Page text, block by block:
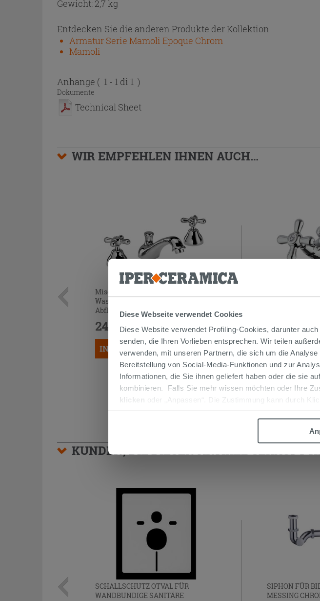
Diese Webseite verwendet Cookies
Diese Website verwendet Profiling-Cookies, darunter
senden, die Ihren Vorlieben entsprechen. Wir teilen
verwenden, mit unseren Partnern, die sich um die
Bereitstellung von Social-Media-Funktionen und zur
Informationen, die Sie ihnen geliefert haben oder die sie
kombinieren. Falls Sie mehr wissen möchten oder Ihre
klicken
oder „Anpassen“. Die Zustimmung kann durch
Gewicht: 2,7 kg
Entdecken Sie die anderen Produkte der Kollektion
Armatur Serie Mamoli Epoque Chrom
Mamoli
Anhänge ( 1 - 1 di 1 )
Dokumente
Technical Sheet
WIR EMPFEHLEN IHNEN AUCH…
Mischer 3-Loch-Mischbatterie für
Waschbecken Mamoli Epoque mit
Abfluss Chrom
245,90 € /STK.
IN DEN WARENKORB LEGEN
129,90 € /
IN DEN
KUNDEN, DIE DIESEN ARTIKEL GEKAUFT
SCHALLSCHUTZ OTVAL FÜR
WANDBUNDIGE SANITÄRE
SIPHON FÜR
MESSING